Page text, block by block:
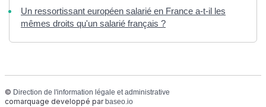
Un ressortissant européen salarié en France a-t-il les
mêmes droits qu'un salarié français ?
© Direction de l'information légale et administrative
comarquage developpé par baseo.io